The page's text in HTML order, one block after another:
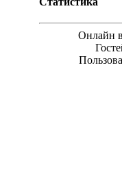
Онлайн